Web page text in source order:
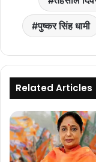
पुष्कर सिंह धामी
Related Articles